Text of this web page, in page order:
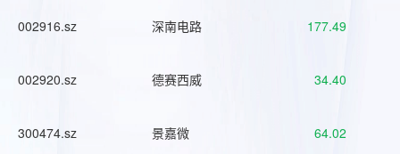
002916.sz 深南电路 177.49
002920.sz 德赛西威 34.40
300474.sz 景嘉微 64.02